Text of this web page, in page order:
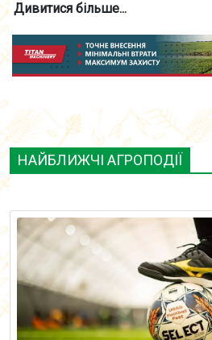
Дивитися більше...
НАЙБЛИЖЧІ АГРОПОДІЇ